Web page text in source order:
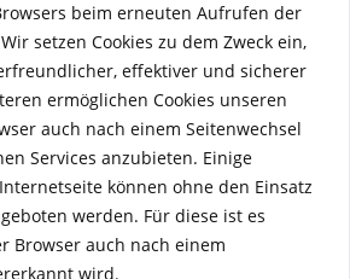
beim erneuten Aufrufen der
setzen Cookies zu dem Zweck ein,
effektiver und sicherer
ermöglichen Cookies unseren
auch nach einem Seitenwechsel
Services anzubieten. Einige
können ohne den Einsatz
werden. Für diese ist es
Browser auch nach einem
wird.